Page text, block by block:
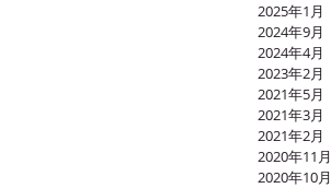
2025年1月
2024年9月
2024年4月
2023年2月
2021年5月
2021年3月
2021年2月
2020年11月
2020年10月